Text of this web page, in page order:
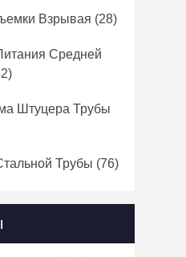
Взрывая (28)
Средней
Штуцера Трубы
Трубы (76)